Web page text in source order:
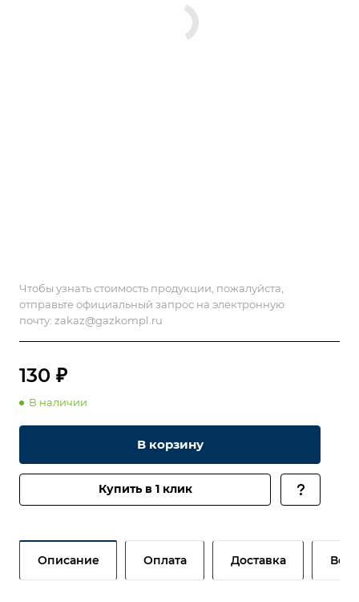
Чтобы узнать стоимость продукции, пожалуйста,
отправьте официальный запрос на электронную
почту: zakaz@gazkompl.ru
130 ₽
В наличии
В корзину
Купить в 1 клик
Описание Оплата Доставка